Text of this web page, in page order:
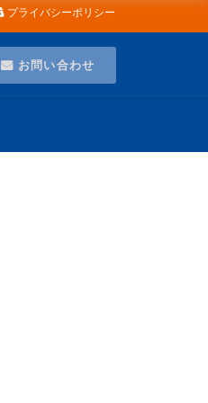
プライバシーポリシー
お問い合わせ